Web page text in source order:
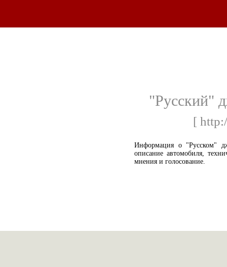
"Русский"
[
Информация о "Русcком"
описание автомобиля,
мнения и голосование.